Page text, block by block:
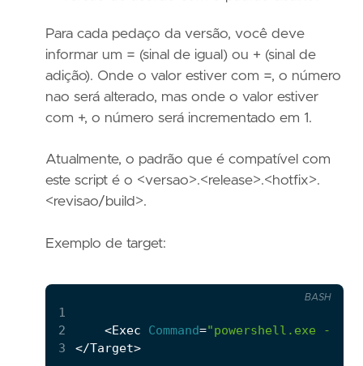
Para cada pedaço da versão, você deve
informar um = (sinal de igual) ou + (sinal de
adição). Onde o valor estiver com =, o número
nao será alterado, mas onde o valor estiver
com +, o número será incrementado em 1.
Atualmente, o padrão que é compatível com
este script é o <versao>.<release>.<hotfix>.
<revisao/build>.
Exemplo de target:
1
2
    <Exec
Command="powershell.exe -
3
BASH